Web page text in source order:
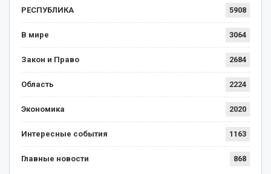
РЕСПУБЛИКА 5908
В мире 3064
Закон и Право 2684
Область 2224
Экономика 2020
Интересные события 1163
Главные новости 868